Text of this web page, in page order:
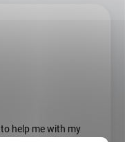
help me with my